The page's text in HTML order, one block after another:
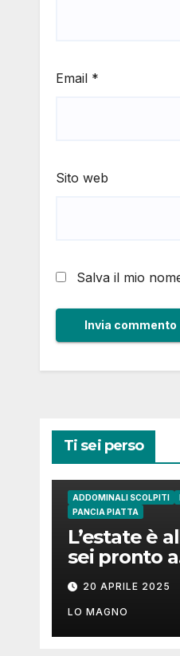
Email *
Sito web
Salva il mio
Ti sei perso
ADDOMINALI SCOLPITI
PANCIA PIATTA
L’estate è
sei pronto a
mostrare il
addome
20 APRILE 2025
LO MAGNO